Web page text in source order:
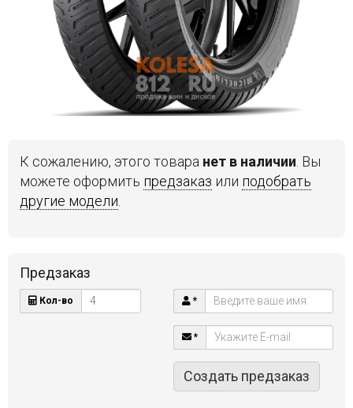
К сожалению, этого товара нет в наличии . Вы
можете оформить предзаказ или подобрать
другие модели
Предзаказ
Кол-во *
*
Создать предзаказ